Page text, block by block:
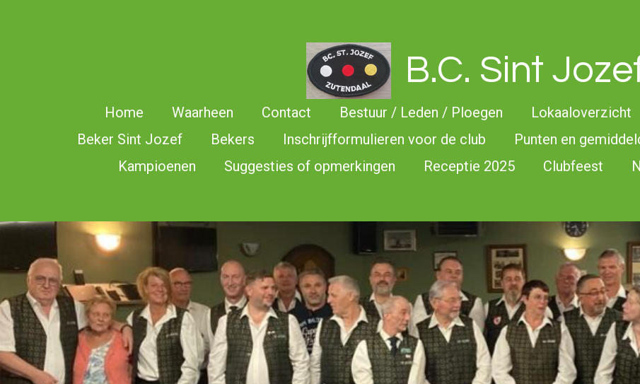
B.C. Sint
Home Waarheen Contact Bestuur / Leden / Ploegen Lokaaloverzicht
Beker Sint Jozef
Bekers Inschrijfformulieren voor de club Punten en
Kampioenen
Suggesties of opmerkingen Receptie 2025 Clubfeest